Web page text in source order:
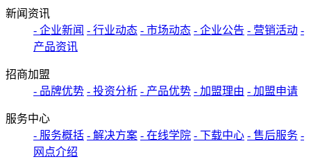
新闻资讯
- 企业新闻 - 行业动态 - 市场动态 - 企业公告 - 营销活动 -
产品资讯
招商加盟
- 品牌优势 - 投资分析 - 产品优势 - 加盟理由 - 加盟申请
服务中心
- 服务概括 - 解决方案 - 在线学院 - 下载中心 - 售后服务 -
网点介绍